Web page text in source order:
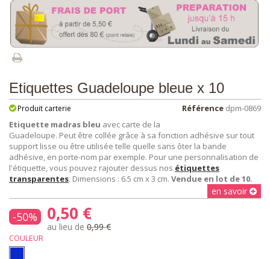
Etiquettes Guadeloupe bleue x 10
Référence dpm-0869
Produit carterie
Etiquette madras bleu avec carte de la
Guadeloupe. Peut être collée grâce à sa fonction adhésive sur tout
support lisse ou être utilisée telle quelle sans ôter la bande
adhésive, en porte-nom par exemple. Pour une personnalisation de
l'étiquette, vous pouvez rajouter dessus nos étiquettes
transparentes. Dimensions : 6.5 cm x 3 cm. Vendue en lot de 10.
en savoir
-50% 0,50 €
au lieu de 0,99 €